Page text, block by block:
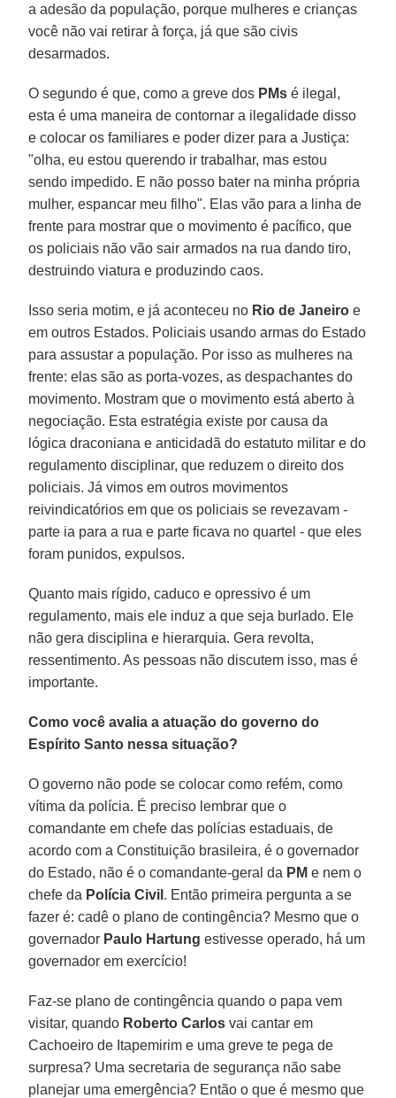
a adesão da população, porque mulheres e crianças
você não vai retirar à força, já que são civis
desarmados.
O segundo é que, como a greve dos PMs é ilegal,
esta é uma maneira de contornar a ilegalidade disso
e colocar os familiares e poder dizer para a Justiça:
"olha, eu estou querendo ir trabalhar, mas estou
sendo impedido. E não posso bater na minha própria
mulher, espancar meu filho". Elas vão para a linha de
frente para mostrar que o movimento é pacífico, que
os policiais não vão sair armados na rua dando tiro,
destruindo viatura e produzindo caos.
Isso seria motim, e já aconteceu no Rio de Janeiro e
em outros Estados. Policiais usando armas do Estado
para assustar a população. Por isso as mulheres na
frente: elas são as porta-vozes, as despachantes do
movimento. Mostram que o movimento está aberto à
negociação. Esta estratégia existe por causa da
lógica draconiana e anticidadã do estatuto militar e do
regulamento disciplinar, que reduzem o direito dos
policiais. Já vimos em outros movimentos
reivindicatórios em que os policiais se revezavam -
parte ia para a rua e parte ficava no quartel - que eles
foram punidos, expulsos.
Quanto mais rígido, caduco e opressivo é um
regulamento, mais ele induz a que seja burlado. Ele
não gera disciplina e hierarquia. Gera revolta,
ressentimento. As pessoas não discutem isso, mas é
importante.
Como você avalia a atuação do governo do
Espírito Santo nessa situação?
O governo não pode se colocar como refém, como
vítima da polícia. É preciso lembrar que o
comandante em chefe das polícias estaduais, de
acordo com a Constituição brasileira, é o governador
do Estado, não é o comandante-geral da PM e nem o
chefe da Polícia Civil . Então primeira pergunta a se
fazer é: cadê o plano de contingência? Mesmo que o
governador Paulo Hartung estivesse operado, há um
governador em exercício!
Faz-se plano de contingência quando o papa vem
visitar, quando Roberto Carlos vai cantar em
Cachoeiro de Itapemirim e uma greve te pega de
surpresa? Uma secretaria de segurança não sabe
planejar uma emergência? Então o que é mesmo que